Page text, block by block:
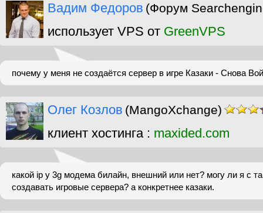
Вадим Федоров (Форум
использует VPS от GreenVPS
почему у меня не создаётся сервер в игре Казаки - Снова
Олег Козлов (MangoXchange)
клиент хостинга : maxided.com
какой ip у 3g модема билайн, внешний или нет? могу ли я с
создавать игровые сервера? а конкретнее казаки.